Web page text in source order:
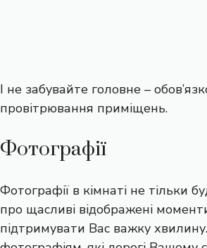
І не забувайте головне –
провітрювання приміщень.
Фотографії
Фотографії в кімнаті не тільки
про щасливі відображені
підтримувати Вас важку